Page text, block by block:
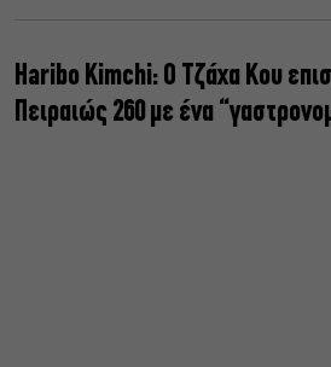
Haribo Kimchi: Ο Τζάχα Κου
Πειραιώς 260 με ένα